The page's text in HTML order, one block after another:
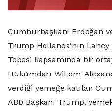
Cumhurbaşkanı Erdoğan
Trump Hollanda’nın
Tepesi kapsamında bir
Hükümdarı Willem-
verdiği yemeğe katılan
ABD Başkanı Trump,